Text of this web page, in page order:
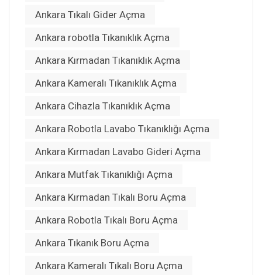
Ankara Tıkalı Gider Açma
Ankara robotla Tıkanıklık Açma
Ankara Kırmadan Tıkanıklık Açma
Ankara Kameralı Tıkanıklık Açma
Ankara Cihazla Tıkanıklık Açma
Ankara Robotla Lavabo Tıkanıklığı Açma
Ankara Kırmadan Lavabo Gideri Açma
Ankara Mutfak Tıkanıklığı Açma
Ankara Kırmadan Tıkalı Boru Açma
Ankara Robotla Tıkalı Boru Açma
Ankara Tıkanık Boru Açma
Ankara Kameralı Tıkalı Boru Açma